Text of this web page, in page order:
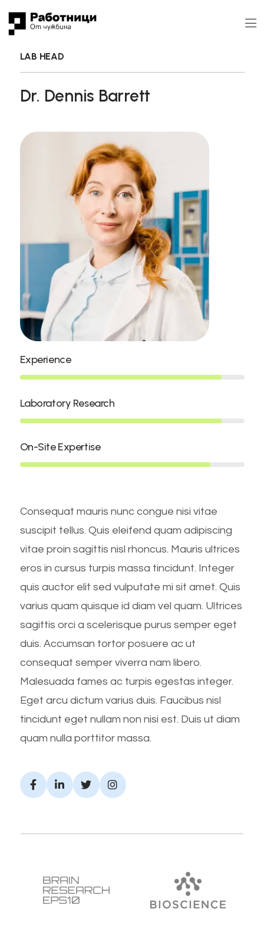
LAB HEAD
Dr. Dennis Barrett
Experience
Laboratory Research
On-Site Expertise
Consequat mauris nunc congue nisi vitae
suscipit tellus. Quis eleifend quam adipiscing
vitae proin sagittis nisl rhoncus. Mauris ultrices
eros in cursus turpis massa tincidunt. Integer
quis auctor elit sed vulputate mi sit amet. Quis
varius quam quisque id diam vel quam. Ultrices
sagittis orci a scelerisque purus semper eget
duis. Accumsan tortor posuere ac ut
consequat semper viverra nam libero.
Malesuada fames ac turpis egestas integer.
Eget arcu dictum varius duis. Faucibus nisl
tincidunt eget nullam non nisi est. Duis ut diam
quam nulla porttitor massa.